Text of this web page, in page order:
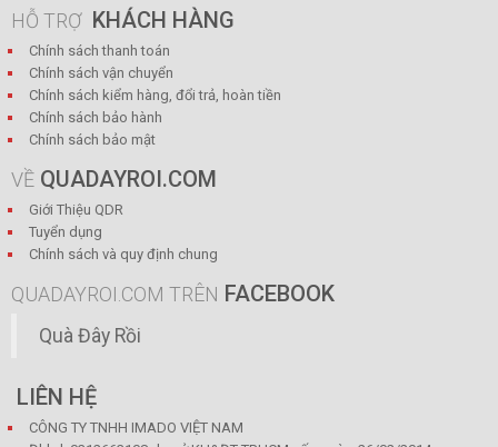
HỖ TRỢ KHÁCH HÀNG
Chính sách thanh toán
Chính sách vận chuyển
Chính sách kiểm hàng, đổi trả, hoàn tiền
Chính sách bảo hành
Chính sách bảo mật
VỀ QUADAYROI.COM
Giới Thiệu QDR
Tuyển dụng
Chính sách và quy định chung
QUADAYROI.COM TRÊN FACEBOOK
Quà Đây Rồi
LIÊN HỆ
CÔNG TY TNHH IMADO VIỆT NAM